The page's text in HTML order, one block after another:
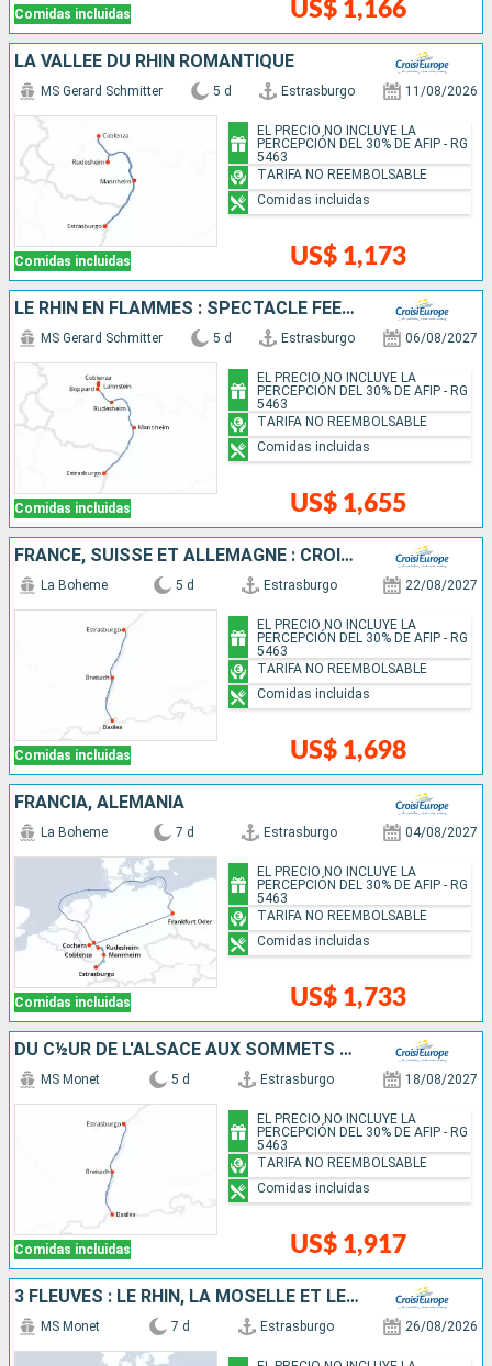
Comidas incluidas US$ 1,166
LA VALLÉE DU RHIN ROMANTIQUE
Comidas incluidas
MS Gerard Schmitter 5 d Estrasburgo 11/08/2026
US$ 1,173
EL PRECIO NO INCLUYE LA
PERCEPCIÓN DEL 30% DE AFIP - RG
5463
TARIFA NO REEMBOLSABLE
Comidas incluidas
LE RHIN EN FLAMMES : SPECTACLE FÉERIQUE AU FIL DE L'EAU
Comidas incluidas
MS Gerard Schmitter 5 d Estrasburgo 06/08/2027
US$ 1,655
EL PRECIO NO INCLUYE LA
PERCEPCIÓN DEL 30% DE AFIP - RG
5463
TARIFA NO REEMBOLSABLE
Comidas incluidas
FRANCE, SUISSE ET ALLEMAGNE : CROISIÈRE SUR LE RHIN VERS LA RÉGION DES 3 PAYS ET VOYAGE À BORD DU TRAIN "GLACIER EXPRESS"
Comidas incluidas
La Boheme 5 d Estrasburgo 22/08/2027
US$ 1,698
EL PRECIO NO INCLUYE LA
PERCEPCIÓN DEL 30% DE AFIP - RG
5463
TARIFA NO REEMBOLSABLE
Comidas incluidas
FRANCIA, ALEMANIA
Comidas incluidas
La Boheme 7 d Estrasburgo 04/08/2027
US$ 1,733
EL PRECIO NO INCLUYE LA
PERCEPCIÓN DEL 30% DE AFIP - RG
5463
TARIFA NO REEMBOLSABLE
Comidas incluidas
DU C½UR DE L'ALSACE AUX SOMMETS DES ALPES SUISSES
Comidas incluidas
MS Monet 5 d Estrasburgo 18/08/2027
US$ 1,917
EL PRECIO NO INCLUYE LA
PERCEPCIÓN DEL 30% DE AFIP - RG
5463
TARIFA NO REEMBOLSABLE
Comidas incluidas
3 FLEUVES : LE RHIN, LA MOSELLE ET LE MAIN
MS Monet 7 d Estrasburgo 26/08/2026